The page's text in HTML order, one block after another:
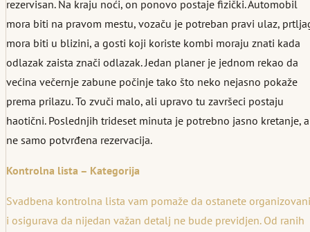
rezervisan. Na kraju noći, on ponovo postaje fizički. Automobil
mora biti na pravom mestu, vozaču je potreban pravi ulaz,
mora biti u blizini, a gosti koji koriste kombi moraju znati kada
odlazak zaista znači odlazak. Jedan planer je jednom rekao da
većina večernje zabune počinje tako što neko nejasno pokaže
prema prilazu. To zvuči malo, ali upravo tu završeci postaju
haotični. Poslednjih trideset minuta je potrebno jasno kretanje, a
ne samo potvrđena rezervacija.
Kontrolna lista – Kategorija
Svadbena kontrolna lista vam pomaže da ostanete organizovani
i osigurava da nijedan važan detalj ne bude previdjen. Od ranih